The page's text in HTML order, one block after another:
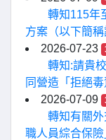
轉知115年
方案（以下簡稱
2026-07-23
轉知:請貴
同營造「拒絕毒
2026-07-09
轉知有關
職人員綜合保險